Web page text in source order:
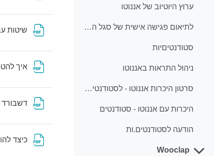
ערוץ היוטיוב של אננוטו
לתיאום פגישה אישית של סגל הוראה עם גילי כהן מחברת אננוטו
סטודנטיםיות
ניהול התראות באננוטו
סרטון היכרות אננוטו - לסטודנטיםיות
היכרות עם אננוטו - סטודנטים
הודעה לסטודנטים.ות
Wooclap
שיטות
איך
דשבורד
כיצד